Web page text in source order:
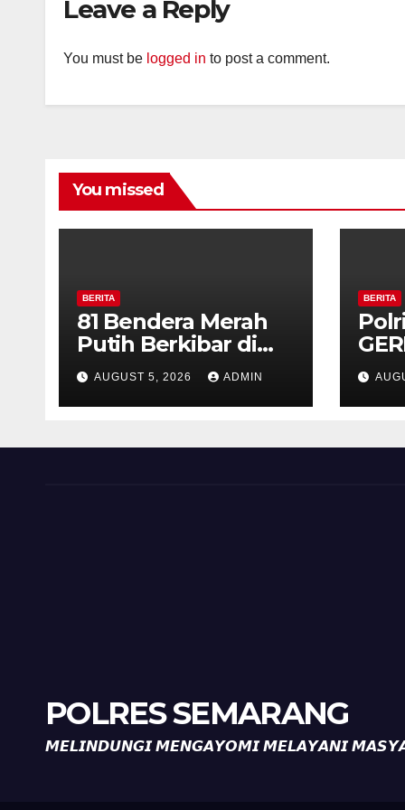
Leave a Reply
You must be logged in to post a comment.
You missed
BERITA
81 Bendera Merah
Putih Berkibar di
MIN 3 Semarang,
Bhabinkamtibmas
Desa Timpik Hadiri
AUGUST 5, 2026 ADMIN
BERITA
di
POLRES SEMARANG
𝙈𝙀𝙇𝙄𝙉𝘿𝙐𝙉𝙂𝙄 𝙈𝙀𝙉𝙂𝘼𝙔𝙊𝙈𝙄 𝙈𝙀𝙇𝘼𝙔𝘼𝙉𝙄